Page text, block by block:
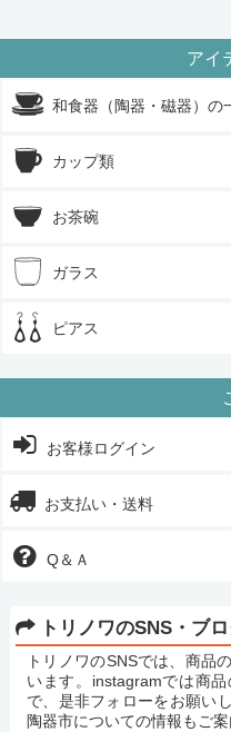
アイ
和食器（陶器・磁器）の
カップ類
お茶碗
ガラス
ピアス
お客様ログイン
お支払い・送料
Q＆Ａ
トリノワのSNS・ブ
トリノワのSNSでは、商品
います。instagramでは商
で、是非フォローをお願い
陶器市についての情報もご案